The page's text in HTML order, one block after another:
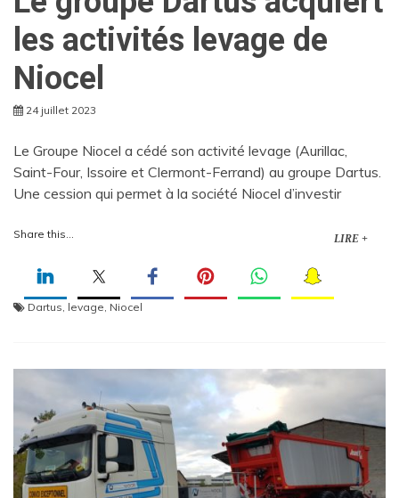
les activités levage de
Niocel
24 juillet 2023
Le Groupe Niocel a cédé son activité levage (Aurillac,
Saint-Four, Issoire et Clermont-Ferrand) au groupe Dartus.
Une cession qui permet à la société Niocel d’investir
Share this... LIRE +
Dartus levage Niocel